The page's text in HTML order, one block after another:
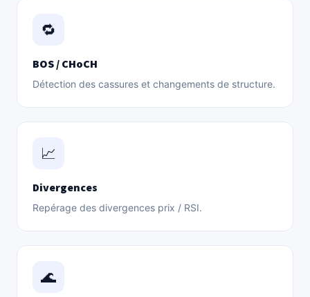
🔁
BOS / CHoCH
Détection des cassures et changements de structure.
📈
Divergences
Repérage des divergences prix / RSI.
🌊